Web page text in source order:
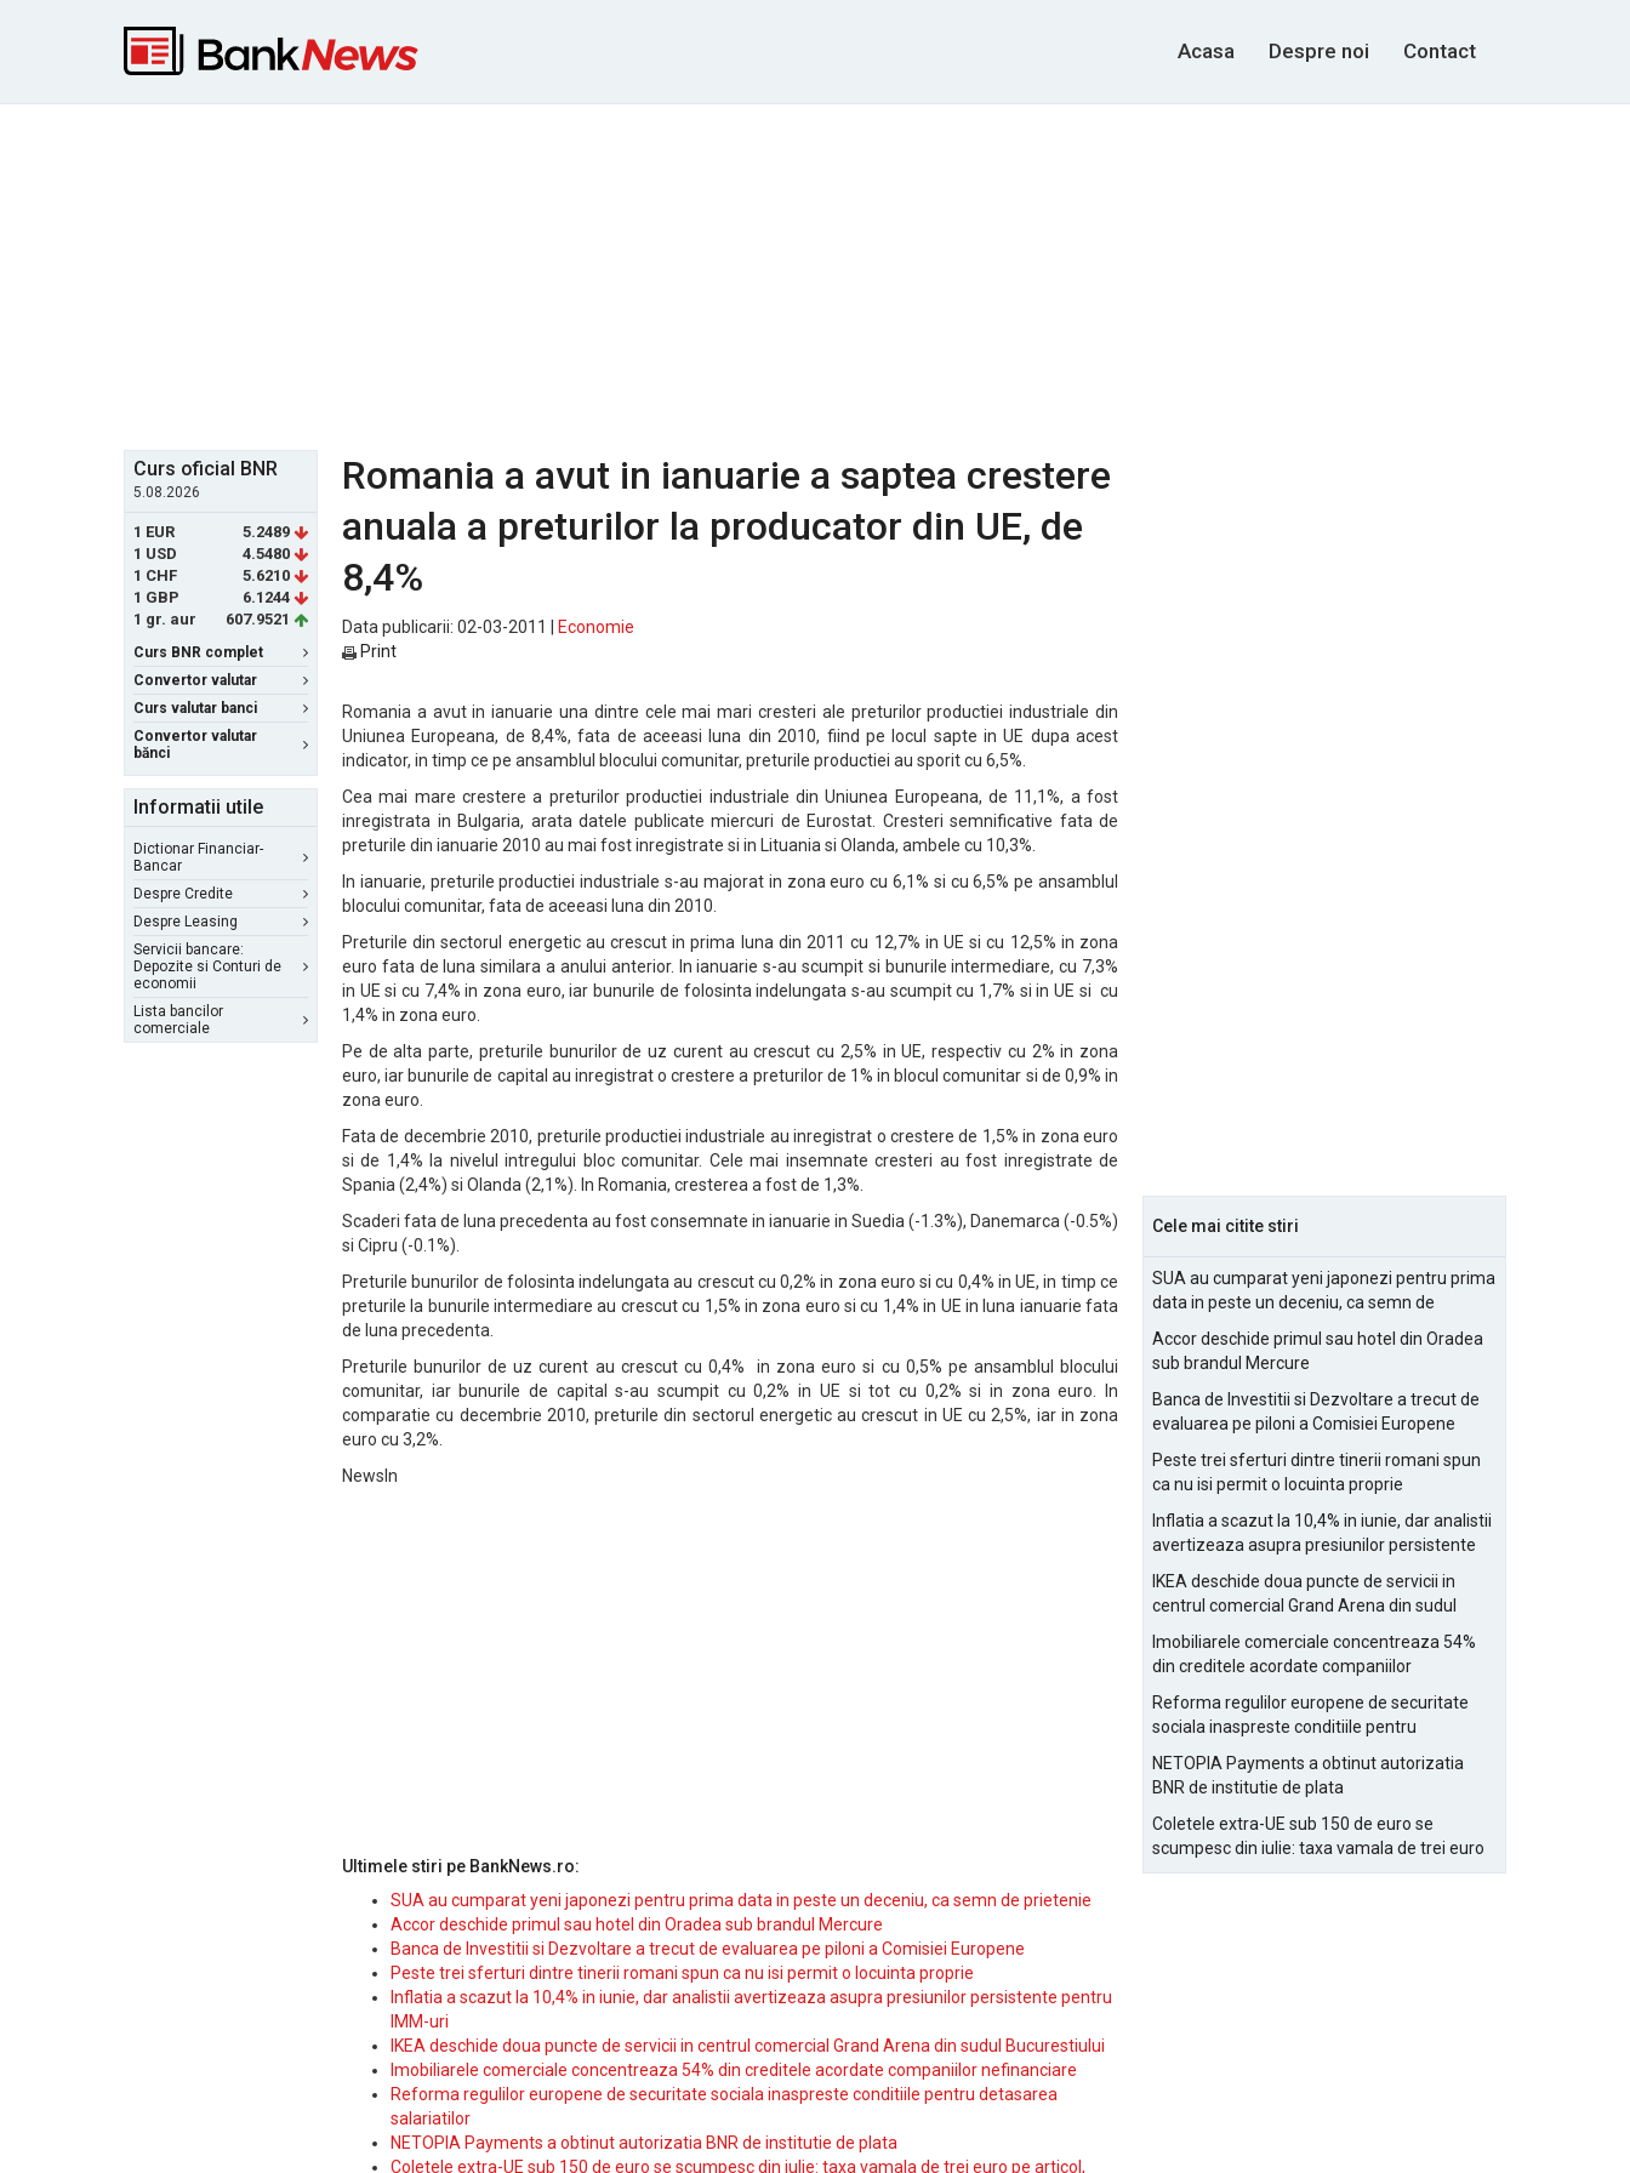
Acasa Despre noi Contact
Curs oficial BNR
5.08.2026
1 EUR
5.2489
1 USD
4.5480
1 CHF
5.6210
1 GBP
6.1244
1 gr. aur
607.9521
Curs BNR complet
Convertor valutar
Curs valutar banci
Convertor valutar
bănci
Informatii utile
Dictionar Financiar-
Bancar
Despre Credite
Despre Leasing
Servicii bancare:
Depozite si Conturi de
economii
Lista bancilor
comerciale
Romania a avut in ianuarie a saptea crestere
anuala a preturilor la producator din UE, de
8,4%
Data publicarii: 02-03-2011 |
Economie
Print
Romania a avut in ianuarie una dintre cele mai mari cresteri ale preturilor productiei industriale din
Uniunea Europeana, de 8,4%, fata de aceeasi luna din 2010, fiind pe locul sapte in UE dupa acest
indicator, in timp ce pe ansamblul blocului comunitar, preturile productiei au sporit cu 6,5%.
Cea mai mare crestere a preturilor productiei industriale din Uniunea Europeana, de 11,1%, a fost
inregistrata in Bulgaria, arata datele publicate miercuri de Eurostat. Cresteri semnificative fata de
preturile din ianuarie 2010 au mai fost inregistrate si in Lituania si Olanda, ambele cu 10,3%.
In ianuarie, preturile productiei industriale s-au majorat in zona euro cu 6,1% si cu 6,5% pe ansamblul
blocului comunitar, fata de aceeasi luna din 2010.
Preturile din sectorul energetic au crescut in prima luna din 2011 cu 12,7% in UE si cu 12,5% in zona
euro fata de luna similara a anului anterior. In ianuarie s-au scumpit si bunurile intermediare, cu 7,3%
in UE si cu 7,4% in zona euro, iar bunurile de folosinta indelungata s-au scumpit cu 1,7% si in UE si cu
1,4% in zona euro.
Pe de alta parte, preturile bunurilor de uz curent au crescut cu 2,5% in UE, respectiv cu 2% in zona
euro, iar bunurile de capital au inregistrat o crestere a preturilor de 1% in blocul comunitar si de 0,9% in
zona euro.
Fata de decembrie 2010, preturile productiei industriale au inregistrat o crestere de 1,5% in zona euro
si de 1,4% la nivelul intregului bloc comunitar. Cele mai insemnate cresteri au fost inregistrate de
Spania (2,4%) si Olanda (2,1%). In Romania, cresterea a fost de 1,3%.
Scaderi fata de luna precedenta au fost consemnate in ianuarie in Suedia (-1.3%), Danemarca (-0.5%)
si Cipru (-0.1%).
Preturile bunurilor de folosinta indelungata au crescut cu 0,2% in zona euro si cu 0,4% in UE, in timp ce
preturile la bunurile intermediare au crescut cu 1,5% in zona euro si cu 1,4% in UE in luna ianuarie fata
de luna precedenta.
Preturile bunurilor de uz curent au crescut cu 0,4% in zona euro si cu 0,5% pe ansamblul blocului
comunitar, iar bunurile de capital s-au scumpit cu 0,2% in UE si tot cu 0,2% si in zona euro. In
comparatie cu decembrie 2010, preturile din sectorul energetic au crescut in UE cu 2,5%, iar in zona
euro cu 3,2%.
NewsIn
Ultimele stiri pe BankNews.ro:
SUA au cumparat yeni japonezi pentru prima data in peste un deceniu, ca semn de prietenie
Accor deschide primul sau hotel din Oradea sub brandul Mercure
Banca de Investitii si Dezvoltare a trecut de evaluarea pe piloni a Comisiei Europene
Peste trei sferturi dintre tinerii romani spun ca nu isi permit o locuinta proprie
Inflatia a scazut la 10,4% in iunie, dar analistii avertizeaza asupra presiunilor persistente pentru
IMM-uri
IKEA deschide doua puncte de servicii in centrul comercial Grand Arena din sudul Bucurestiului
Imobiliarele comerciale concentreaza 54% din creditele acordate companiilor nefinanciare
Reforma regulilor europene de securitate sociala inaspreste conditiile pentru detasarea
salariatilor
NETOPIA Payments a obtinut autorizatia BNR de institutie de plata
Coletele extra-UE sub 150 de euro se scumpesc din iulie: taxa vamala de trei euro pe articol,
Cele mai citite stiri
SUA au cumparat yeni japonezi pentru prima
data in peste un deceniu, ca semn de
Accor deschide primul sau hotel din Oradea
sub brandul Mercure
Banca de Investitii si Dezvoltare a trecut de
evaluarea pe piloni a Comisiei Europene
Peste trei sferturi dintre tinerii romani spun
ca nu isi permit o locuinta proprie
Inflatia a scazut la 10,4% in iunie, dar analistii
avertizeaza asupra presiunilor persistente
IKEA deschide doua puncte de servicii in
centrul comercial Grand Arena din sudul
Imobiliarele comerciale concentreaza 54%
din creditele acordate companiilor
Reforma regulilor europene de securitate
sociala inaspreste conditiile pentru
NETOPIA Payments a obtinut autorizatia
BNR de institutie de plata
Coletele extra-UE sub 150 de euro se
scumpesc din iulie: taxa vamala de trei euro
pe articol, adaugata la taxa logistica